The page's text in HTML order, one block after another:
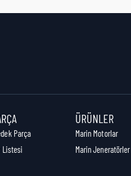
Parça
Listesi
ÜRÜNLER
Marin Motorlar
Marin Jeneratörler